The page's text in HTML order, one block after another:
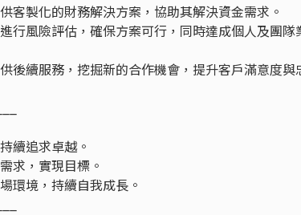
製化的財務解決方案，協助其解決資金需求。
行風險評估，確保方案可行，同時達成個人及團隊
後續服務，挖掘新的合作機會，提升客戶滿意度與
續追求卓越。
求，實現目標。
環境，持續自我成長。